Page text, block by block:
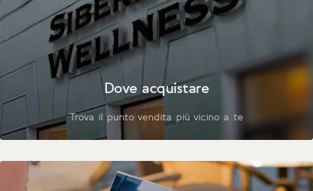
Dove acquistare
Trova il punto vendita più vicino a te